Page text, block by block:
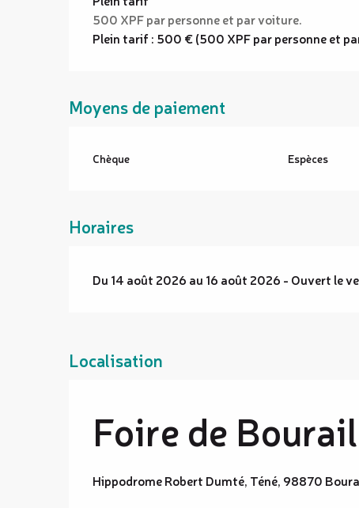
500 XPF par personne et par voiture.
Plein tarif : 500 € (500 XPF par personne et
Moyens de paiement
Chèque Espèces
Horaires
Du 14 août 2026 au 16 août 2026 - Ouvert le
Localisation
Foire de Bourail
Hippodrome Robert Dumté, Téné, 98870